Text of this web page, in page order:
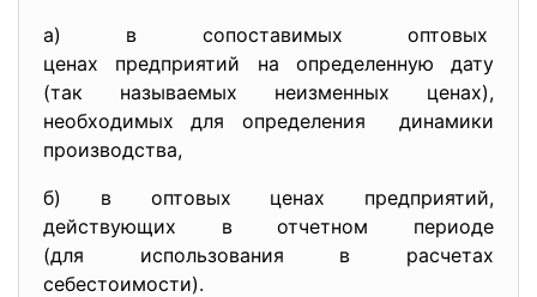
а) в сопоставимых оптовых
ценах предприятий на определенную дату
(так называемых неизменных ценах),
необходимых для определения динамики
производства,
б) в оптовых ценах предприятий,
действующих в отчетном периоде
(для использования в расчетах
себестоимости).